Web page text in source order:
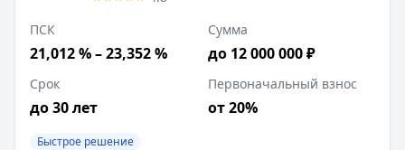
ПСК
21,012 % – 23,352 %
Сумма
до 12 000 000 ₽
Срок
до 30 лет
Первоначальный взнос
от 20%
Быстрое решение